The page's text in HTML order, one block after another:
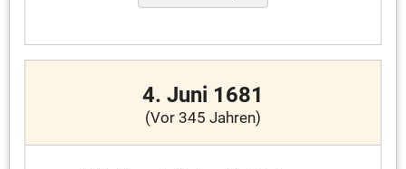
4. Juni 1681
(Vor 345 Jahren)